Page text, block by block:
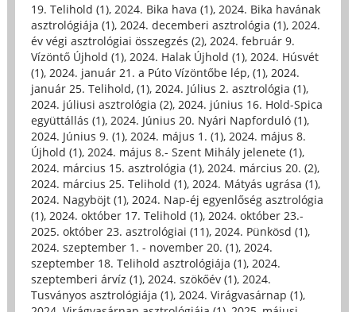
19. Telihold (1), 2024. Bika hava (1), 2024. Bika havának
asztrológiája (1), 2024. decemberi asztrológia (1), 2024.
év végi asztrológiai összegzés (2), 2024. február 9.
Vízöntő Újhold (1), 2024. Halak Újhold (1), 2024. Húsvét
(1), 2024. január 21. a Púto Vízöntőbe lép, (1), 2024.
január 25. Telihold, (1), 2024. Július 2. asztrológia (1),
2024. júliusi asztrológia (2), 2024. június 16. Hold-Spica
együttállás (1), 2024. Június 20. Nyári Napforduló (1),
2024. Június 9. (1), 2024. május 1. (1), 2024. május 8.
Újhold (1), 2024. május 8.- Szent Mihály jelenete (1),
2024. március 15. asztrológia (1), 2024. március 20. (2),
2024. március 25. Telihold (1), 2024. Mátyás ugrása (1),
2024. Nagyböjt (1), 2024. Nap-éj egyenlőség asztrológia
(1), 2024. október 17. Telihold (1), 2024. október 23.-
2025. október 23. asztrológiai (11), 2024. Pünkösd (1),
2024. szeptember 1. - november 20. (1), 2024.
szeptember 18. Telihold asztrológiája (1), 2024.
szeptemberi árvíz (1), 2024. szökőév (1), 2024.
Tusványos asztrológiája (1), 2024. Virágvasárnap (1),